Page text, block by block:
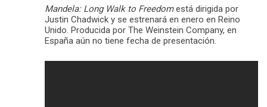
Mandela: Long Walk to Freedomestá dirigida por
Justin Chadwick y se estrenará en enero en Reino
Unido. Producida por The Weinstein Company, en
España aún no tiene fecha de presentación.